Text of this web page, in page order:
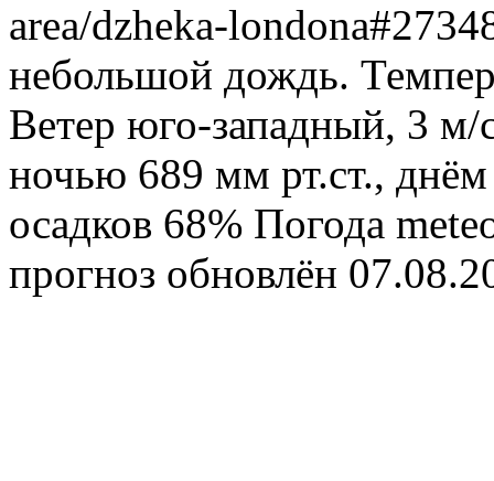
area/dzheka-
небольшой дождь.
Ветер юго-западный, 3 м/
ночью 689 мм рт.ст.,
осадков 68% Погода
прогноз обновлён